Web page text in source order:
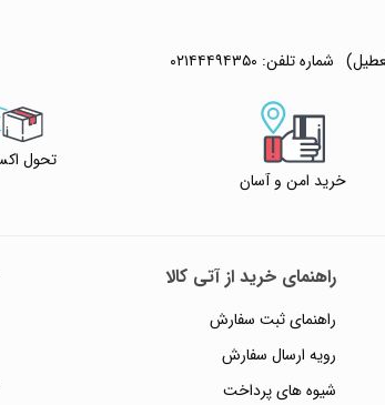
شماره تلفن: ۰۲۱۴۴۴۹۴۳۵۰
خرید امن و آسان
تحول
راهنمای خرید از آتی کالا
راهنمای ثبت سفارش
رویه ارسال سفارش
شیوه های پرداخت